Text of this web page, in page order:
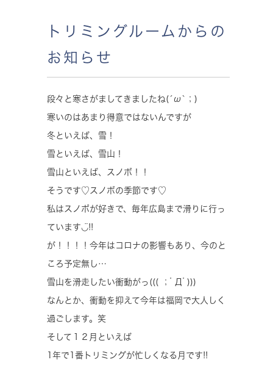
トリミングルームからの
お知らせ
段々と寒さがましてきましたね(´ω`；)
寒いのはあまり得意ではないんですが
冬といえば、雪！
雪といえば、雪山！
雪山といえば、スノボ！！
そうです♡スノボの季節です♡
私はスノボが好きで、毎年広島まで滑りに行っ
ています◡̈!!
が！！！！今年はコロナの影響もあり、今のと
ころ予定無し…
雪山を滑走したい衝動がっ((( ；ﾟДﾟ)))
なんとか、衝動を抑えて今年は福岡で大人しく
過ごします。笑
そして１２月といえば
1年で1番トリミングが忙しくなる月です!!